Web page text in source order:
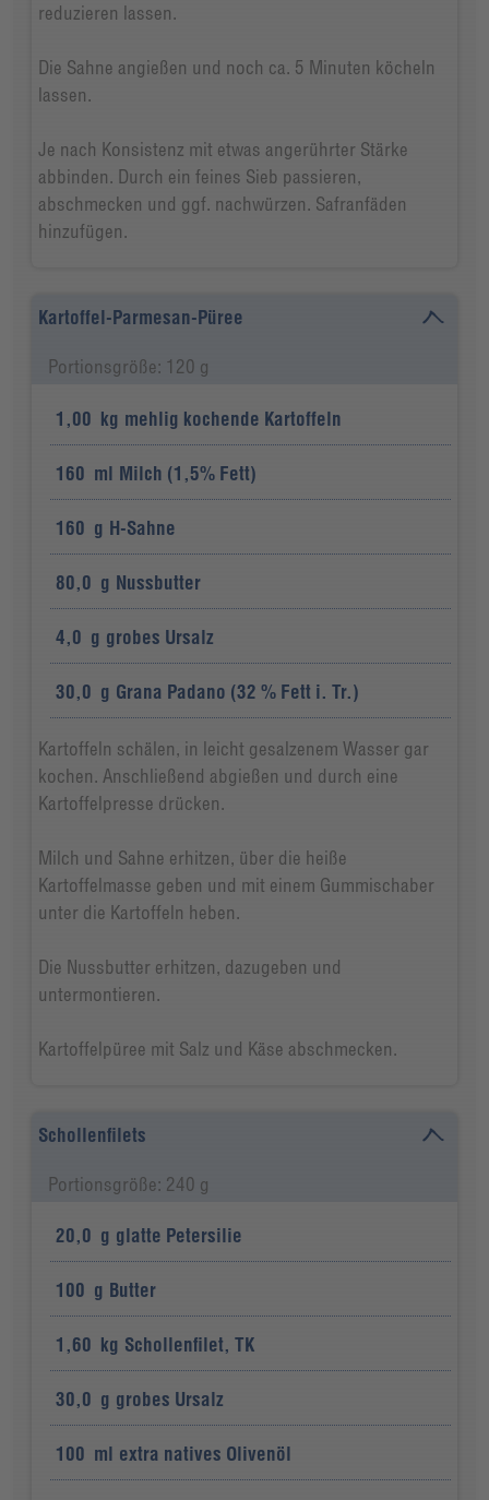
reduzieren lassen.
Die Sahne angießen und noch ca. 5 Minuten köcheln
lassen.
Je nach Konsistenz mit etwas angerührter Stärke
abbinden. Durch ein feines Sieb passieren,
abschmecken und ggf. nachwürzen. Safranfäden
hinzufügen.
Kartoffel-Parmesan-Püree
Portionsgröße: 120 g
1,00 kg mehlig kochende Kartoffeln
160 ml Milch (1,5% Fett)
160 g H-Sahne
80,0 g Nussbutter
4,0 g grobes Ursalz
30,0 g Grana Padano (32 % Fett i. Tr.)
Kartoffeln schälen, in leicht gesalzenem Wasser gar
kochen. Anschließend abgießen und durch eine
Kartoffelpresse drücken.
Milch und Sahne erhitzen, über die heiße
Kartoffelmasse geben und mit einem Gummischaber
unter die Kartoffeln heben.
Die Nussbutter erhitzen, dazugeben und
untermontieren.
Kartoffelpüree mit Salz und Käse abschmecken.
Schollenfilets
Portionsgröße: 240 g
20,0 g glatte Petersilie
100 g Butter
1,60 kg Schollenfilet, TK
30,0 g grobes Ursalz
100 ml extra natives Olivenöl